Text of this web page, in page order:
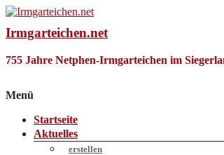
Zum
springen
Irmgarteichen.net
755 Jahre Netphen-Irmgarteichen im
Menü
Startseite
Aktuelles
erstellen